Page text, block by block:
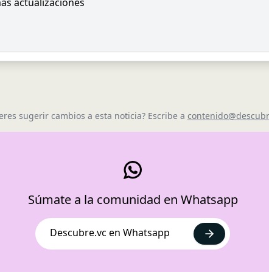
sugerir cambios a esta noticia? Escribe a
Súmate a la comunidad en Whatsapp
Descubre.vc en Whatsapp